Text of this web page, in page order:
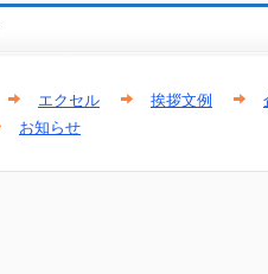
エクセル 挨拶文例
お知らせ